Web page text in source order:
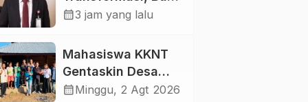
NTT Konsen
Saing
calendar_month3 jam yang lalu
Mahasiswa KKNT
Gentaskin Desa
Pahola Gandeng
calendar_monthMinggu, 2 Agt 2026